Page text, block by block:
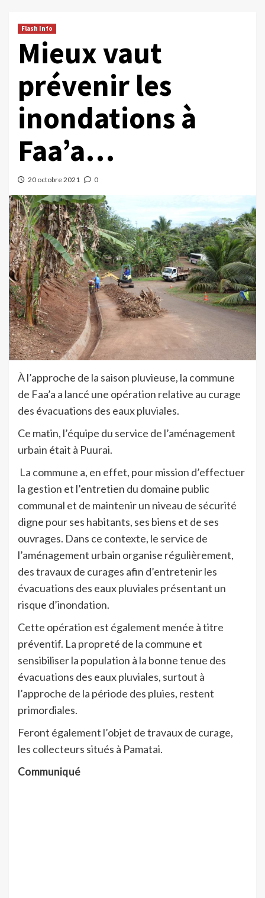
Flash Info
Mieux vaut
prévenir les
inondations à
Faa’a…
20 octobre 2021 0
À l’approche de la saison pluvieuse, la commune
de Faa’a a lancé une opération relative au curage
des évacuations des eaux pluviales.
Ce matin, l’équipe du service de l’aménagement
urbain était à Puurai.
La commune a, en effet, pour mission d’effectuer
la gestion et l’entretien du domaine public
communal et de maintenir un niveau de sécurité
digne pour ses habitants, ses biens et de ses
ouvrages. Dans ce contexte, le service de
l’aménagement urbain organise régulièrement,
des travaux de curages afin d’entretenir les
évacuations des eaux pluviales présentant un
risque d’inondation.
Cette opération est également menée à titre
préventif. La propreté de la commune et
sensibiliser la population à la bonne tenue des
évacuations des eaux pluviales, surtout à
l’approche de la période des pluies, restent
primordiales.
Feront également l’objet de travaux de curage,
les collecteurs situés à Pamatai.
Communiqué